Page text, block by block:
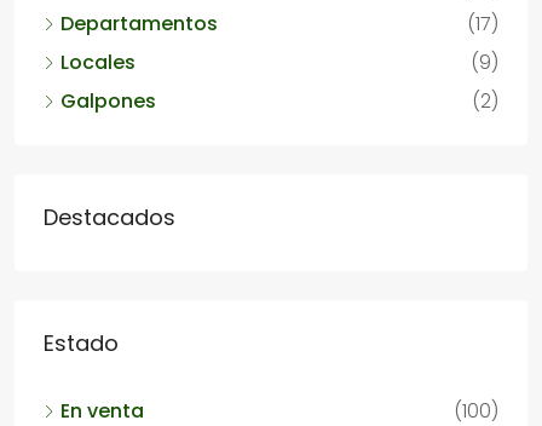
Departamentos
(17)
Locales
(9)
Galpones
(2)
Destacados
Estado
En venta
(100)